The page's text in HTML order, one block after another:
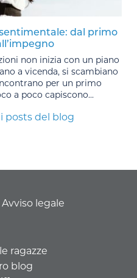
dal primo
non inizia con un piano
a vicenda, si scambiano
per un primo
a poco capiscono...
posts del blog
Avviso legale
ragazze
blog